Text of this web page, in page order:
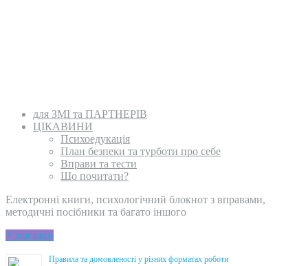
для ЗМІ та ПАРТНЕРІВ
ЦІКАВИНИ
Психоедукація
План безпеки та турботи про себе
Вправи та тести
Що почитати?
Електронні книги, психологічний блокнот з вправами,
методичні посібники та багато іншого
У магазин
Правила та домовленості у різних форматах роботи